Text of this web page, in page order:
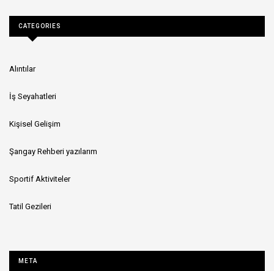
CATEGORIES
Alıntılar
İş Seyahatleri
Kişisel Gelişim
Şangay Rehberi yazılarım
Sportif Aktiviteler
Tatil Gezileri
META